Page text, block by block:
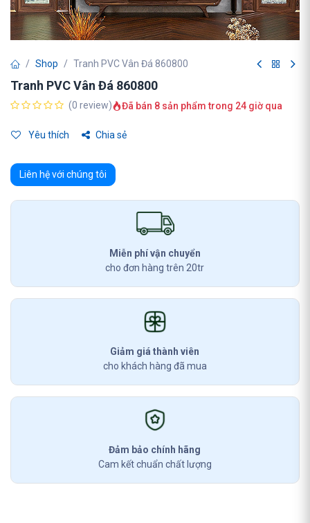
Shop Tranh PVC Vân Đá 860800
Tranh PVC Vân Đá 860800
(0 review) Đã bán 8 sản phẩm trong 24 giờ qua
Yêu thích Chia sẻ
Liên hệ với chúng tôi
Miễn phí vận chuyển
cho đơn hàng trên 20tr
Giảm giá thành viên
cho khách hàng đã mua
Đảm bảo chính hãng
Cam kết chuẩn chất lượng